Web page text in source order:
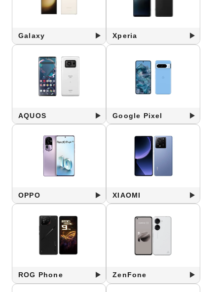
Galaxy Xperia
AQUOS Google Pixel
OPPO XIAOMI
ROG Phone ZenFone